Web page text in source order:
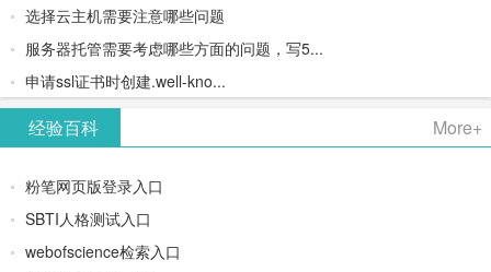
选择云主机需要注意哪些问题
服务器托管需要考虑哪些方面的问题，写5...
申请ssl证书时创建.well-kno...
经验百科 More+
粉笔网页版登录入口
SBTI人格测试入口
webofscience检索入口